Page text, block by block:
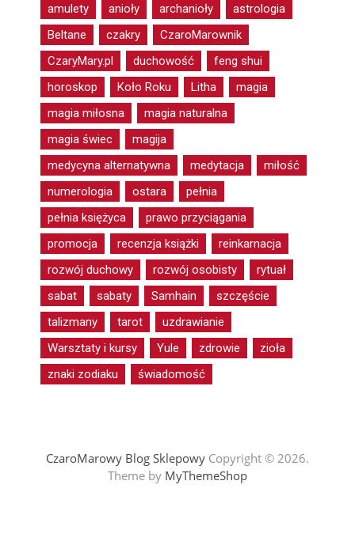
amulety anioły archanioły
astrologia
Beltane
czakry
CzaroMarownik
CzaryMary.pl
duchowość
feng shui
horoskop
Koło Roku Litha
magia
magia miłosna
magia naturalna
magia świec
magija
medycyna alternatywna
medytacja
miłość
numerologia
ostara
pełnia
pełnia księżyca
prawo przyciągania
promocja
recenzja książki
reinkarnacja
rozwój duchowy
rozwój osobisty
rytuał
sabat
sabaty Samhain
szczęście
talizmany
tarot
uzdrawianie
Warsztaty i kursy
Yule zdrowie
zioła
znaki zodiaku
świadomość
CzaroMarowy Blog SklepowyCopyright © 2026.
Theme by MyThemeShop